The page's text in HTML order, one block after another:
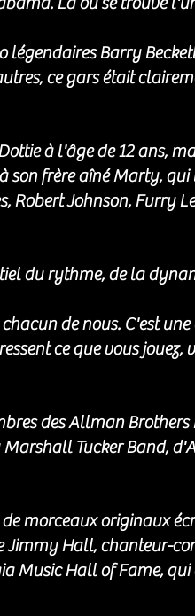
légendaires Barry
ce gars était
à l'âge de 12 ans,
son frère aîné Marty,
Robert Johnson, Furry
du rythme, de la
de nous. C'est
ce que vous jouez,
des Allman
Marshall Tucker Band,
morceaux originaux
Jimmy Hall, chanteur-
Music Hall of Fame, qui